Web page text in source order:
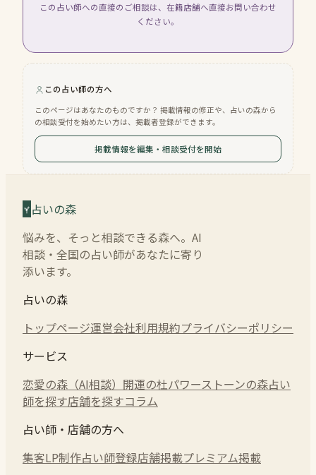
この占い師への直接のご相談は、在籍店舗へ直接お問い合わせ
ください。
この占い師の方へ
このページはあなたのものですか？ 掲載情報の修正や、占いの森から
の相談受付を始めたい方は、掲載者登録ができます。
掲載情報を編集・相談受付を開始
占いの森
悩みを、そっと相談できる森へ。AI
相談・全国の占い師があなたに寄り
添います。
占いの森
トップページ運営会社利用規約プライバシーポリシー
サービス
恋愛の森（AI相談） 開運の杜パワーストーンの森占い
師を探す店舗を探すコラム
占い師・店舗の方へ
集客LP制作占い師登録店舗掲載プレミアム掲載